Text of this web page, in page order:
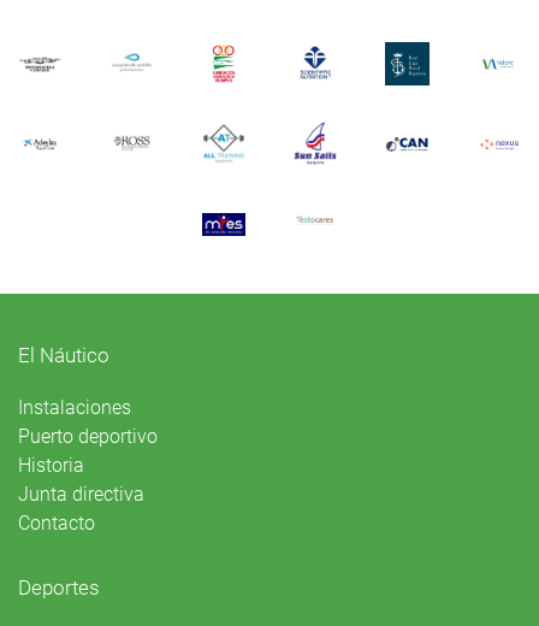
El Náutico
Instalaciones
Puerto deportivo
Historia
Junta directiva
Contacto
Deportes